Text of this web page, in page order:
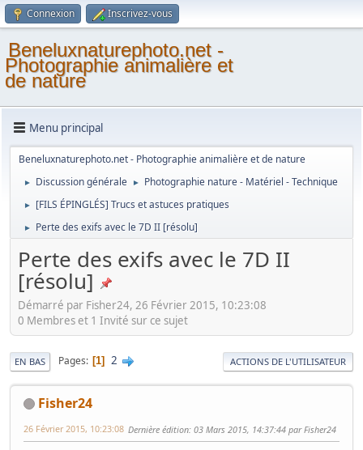
Connexion Inscrivez-vous
Beneluxnaturephoto.net -
Photographie animalière et
de nature
Menu principal
Beneluxnaturephoto.net - Photographie animalière et de nature
► Discussion générale ► Photographie nature - Matériel - Technique
► [FILS ÉPINGLÉS] Trucs et astuces pratiques
► Perte des exifs avec le 7D II [résolu]
Perte des exifs avec le 7D II
[résolu]
Démarré par Fisher24, 26 Février 2015, 10:23:08
0 Membres et 1 Invité sur ce sujet
EN BAS Pages 1 2 ACTIONS DE L'UTILISATEUR
Fisher24
26 Février 2015, 10:23:08 Dernière édition: 03 Mars 2015, 14:37:44 par Fisher24